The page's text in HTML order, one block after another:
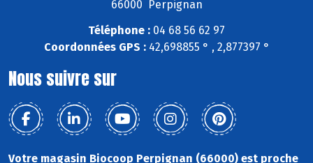
66000 Perpignan
Téléphone : 04 68 56 62 97
Coordonnées GPS :42,698855 ° , 2,877397 °
Nous suivre sur
Votre magasin Biocoop Perpignan (66000) est proche